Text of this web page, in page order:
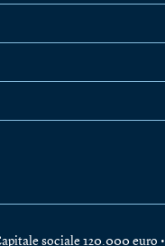
sociale 120.000 euro •